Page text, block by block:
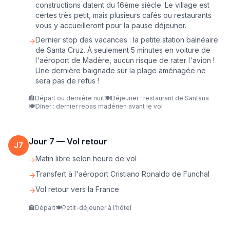
constructions datent du 16ème siècle. Le village est
certes très petit, mais plusieurs cafés ou restaurants
vous y accueilleront pour la pause déjeuner.
→Dernier stop des vacances : la petite station balnéaire
de Santa Cruz. À seulement 5 minutes en voiture de
l'aéroport de Madère, aucun risque de rater l'avion !
Une dernière baignade sur la plage aménagée ne
sera pas de refus !
🏨Départ ou dernière nuit🍽️Déjeuner : restaurant de Santana
🍽️Dîner : dernier repas madérien avant le vol
J7 Jour 7 — Vol retour
→Matin libre selon heure de vol
→Transfert à l'aéroport Cristiano Ronaldo de Funchal
→Vol retour vers la France
🏨Départ🍽️Petit-déjeuner à l'hôtel